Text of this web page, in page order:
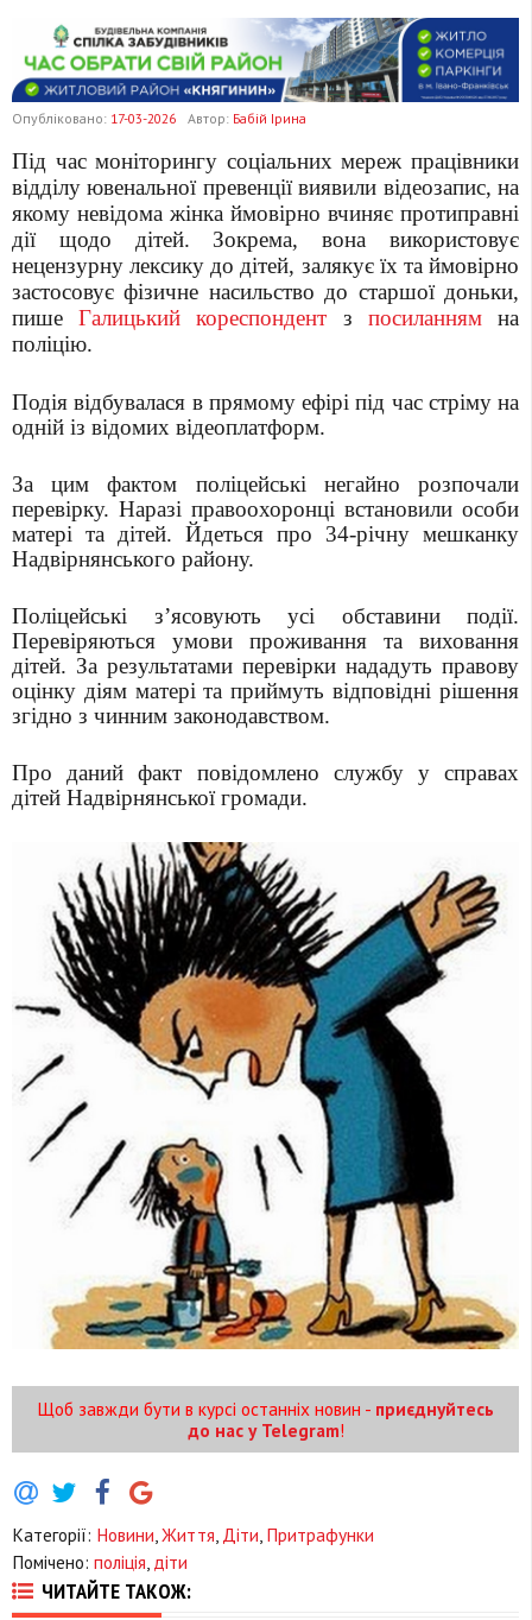
Опубліковано: 17-03-2026 Автор: Бабій Ірина
Під час моніторингу соціальних мереж працівники
відділу ювенальної превенції виявили відеозапис, на
якому невідома жінка ймовірно вчиняє протиправні
дії щодо дітей. Зокрема, вона використовує
нецензурну лексику до дітей, залякує їх та ймовірно
застосовує фізичне насильство до старшої доньки,
пишеГалицький кореспондент з посиланнямна
поліцію.
Подія відбувалася в прямому ефірі під час стріму на
одній із відомих відеоплатформ.
За цим фактом поліцейські негайно розпочали
перевірку. Наразі правоохоронці встановили особи
матері та дітей. Йдеться про 34-річну мешканку
Надвірнянського району.
Поліцейські з’ясовують усі обставини події.
Перевіряються умови проживання та виховання
дітей. За результатами перевірки нададуть правову
оцінку діям матері та приймуть відповідні рішення
згідно з чинним законодавством.
Про даний факт повідомлено службу у справах
дітей Надвірнянської громади.
Щоб завжди бути в курсі останніх новин - приєднуйтесь
до нас у Telegram!
Категорії: Новини Життя Діти Притрафунки
Помічено: поліція діти
ЧИТАЙТЕ ТАКОЖ: